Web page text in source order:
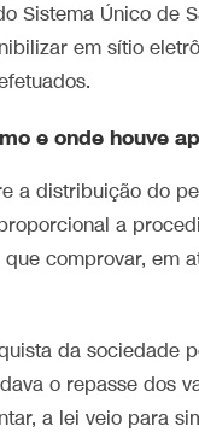
Sistema Único de
em sítio
e onde houve
a distribuição do
a
comprovar, em
da sociedade
o repasse dos
a lei veio para